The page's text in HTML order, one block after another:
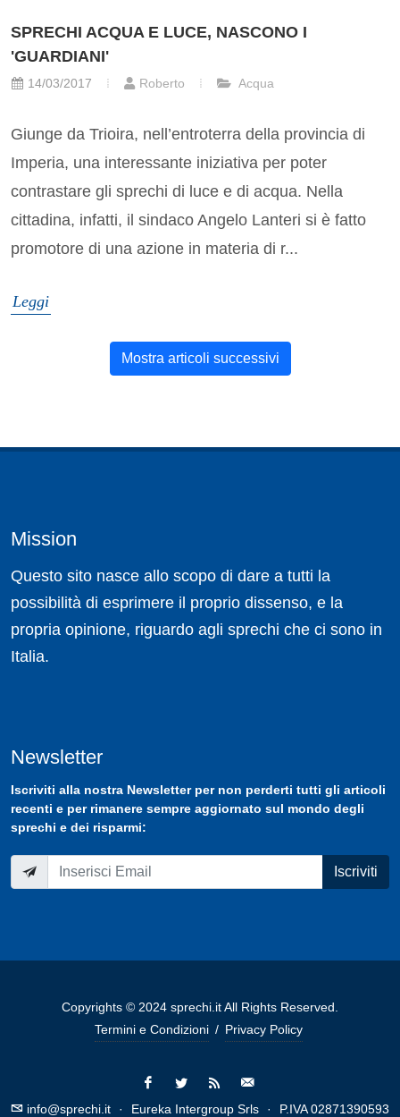
SPRECHI ACQUA E LUCE, NASCONO I
'GUARDIANI'
14/03/2017 Roberto Acqua
Giunge da Trioira, nell’entroterra della provincia di
Imperia, una interessante iniziativa per poter
contrastare gli sprechi di luce e di acqua. Nella
cittadina, infatti, il sindaco Angelo Lanteri si è fatto
promotore di una azione in materia di r...
Leggi
Mostra articoli successivi
Mission
Questo sito nasce allo scopo di dare a tutti la
possibilità di esprimere il proprio dissenso, e la
propria opinione, riguardo agli sprechi che ci sono in
Italia.
Newsletter
Iscriviti alla nostra Newsletterper non perderti tutti gli articoli
recenti e per rimanere sempre aggiornato sul mondo degli
sprechi e dei risparmi:
Iscriviti
Copyrights © 2024 sprechi.it All Rights Reserved.
Termini e Condizioni / Privacy Policy
info@sprechi.it · Eureka Intergroup Srls · P.IVA 02871390593